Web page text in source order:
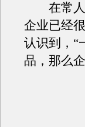
在常人
企业已经
认识到，“
品，那么